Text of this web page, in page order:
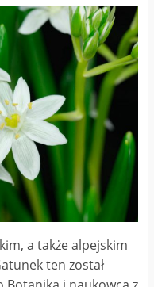
a także alpejskim
ten został